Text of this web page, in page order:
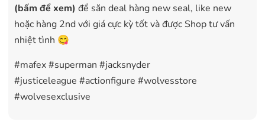
(bấm để xem) để săn deal hàng new seal, like new
hoặc hàng 2nd với giá cực kỳ tốt và được Shop tư vấn
nhiệt tình 😋
#mafex #superman #jacksnyder
#justiceleague #actionfigure #wolvesstore
#wolvesexclusive